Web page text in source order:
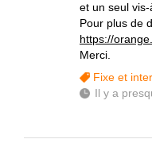
et un seul vis-
Pour plus de
https://
Merci.
Fixe et
Il y a